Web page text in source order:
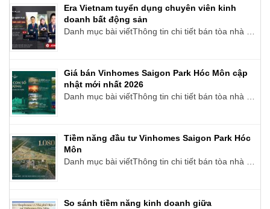
Era Vietnam tuyển dụng chuyên viên kinh
doanh bất động sản
Danh mục bài viếtThông tin chi tiết bán tòa nhà …
Giá bán Vinhomes Saigon Park Hóc Môn cập
nhật mới nhất 2026
Danh mục bài viếtThông tin chi tiết bán tòa nhà …
Tiềm năng đầu tư Vinhomes Saigon Park Hóc
Môn
Danh mục bài viếtThông tin chi tiết bán tòa nhà …
So sánh tiềm năng kinh doanh giữa